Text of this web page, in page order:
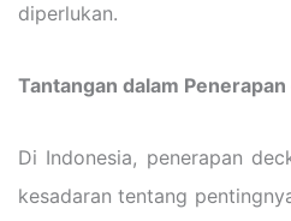
diperlukan.
Tantangan dalam
Di Indonesia, penerapan
kesadaran tentang